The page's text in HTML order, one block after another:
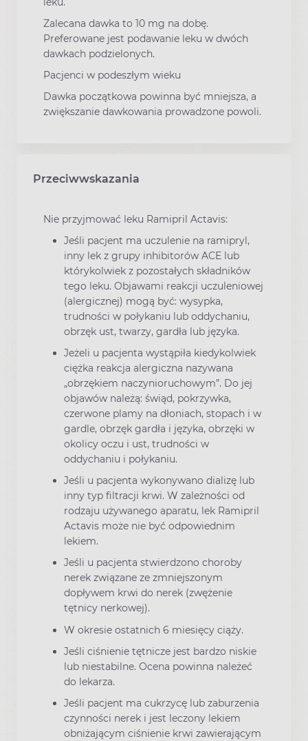
Zalecana dawka to 10 mg na dobę.
Preferowane jest podawanie leku w dwóch
dawkach podzielonych.
Pacjenci w podeszłym wieku
Dawka początkowa powinna być mniejsza, a
zwiększanie dawkowania prowadzone powoli.
Przeciwwskazania
Nie przyjmować leku Ramipril Actavis:
Jeśli pacjent ma uczulenie na ramipryl,
inny lek z grupy inhibitorów ACE lub
którykolwiek z pozostałych składników
tego leku. Objawami reakcji uczuleniowej
(alergicznej) mogą być: wysypka,
trudności w połykaniu lub oddychaniu,
obrzęk ust, twarzy, gardła lub języka.
Jeżeli u pacjenta wystąpiła kiedykolwiek
ciężka reakcja alergiczna nazywana
„obrzękiem naczynioruchowym”. Do jej
objawów należą: świąd, pokrzywka,
czerwone plamy na dłoniach, stopach i w
gardle, obrzęk gardła i języka, obrzęki w
okolicy oczu i ust, trudności w
oddychaniu i połykaniu.
Jeśli u pacjenta wykonywano dializę lub
inny typ filtracji krwi. W zależności od
rodzaju używanego aparatu, lek Ramipril
Actavis może nie być odpowiednim
lekiem.
Jeśli u pacjenta stwierdzono choroby
nerek związane ze zmniejszonym
dopływem krwi do nerek (zwężenie
tętnicy nerkowej).
W okresie ostatnich 6 miesięcy ciąży.
Jeśli ciśnienie tętnicze jest bardzo niskie
lub niestabilne. Ocena powinna należeć
do lekarza.
Jeśli pacjent ma cukrzycę lub zaburzenia
czynności nerek i jest leczony lekiem
obniżającym ciśnienie krwi zawierającym